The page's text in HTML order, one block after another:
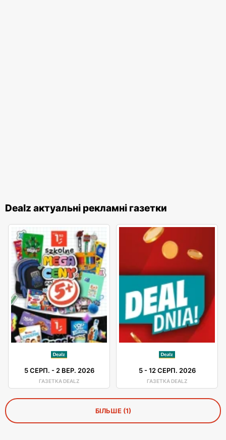
Dealz актуальні рекламні газетки
5 СЕРП. -2 ВЕР. 2026
ГАЗЕТКА DEALZ
5-12 СЕРП. 2026
ГАЗЕТКА DEALZ
БІЛЬШЕ (1)